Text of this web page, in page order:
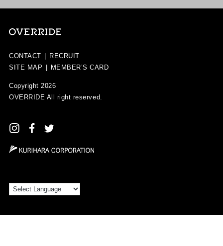
CONTACT
RECRUIT
SITE MAP
MEMBER’S CARD
Copyright 2026
OVERRIDE All right reserved.